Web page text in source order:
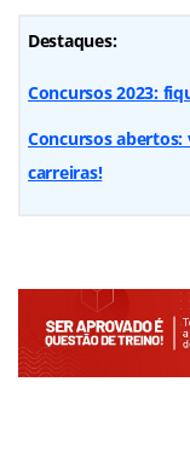
Destaques:
Concursos 2023:
Concursos
carreiras!